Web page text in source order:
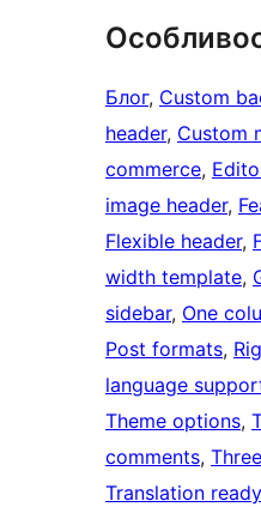
Блог, Custom
header, Custom
commerce,
image header,
Flexible header,
width template,
sidebar, One
Post formats,
language
Theme options,
comments,
Translation ready